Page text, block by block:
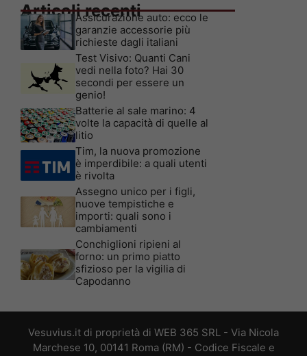
Articoli recenti
Assicurazione auto: ecco le
garanzie accessorie più
richieste dagli italiani
Test Visivo: Quanti Cani
vedi nella foto? Hai 30
secondi per essere un
genio!
Batterie al sale marino: 4
volte la capacità di quelle al
litio
Tim, la nuova promozione
è imperdibile: a quali utenti
è rivolta
Assegno unico per i figli,
nuove tempistiche e
importi: quali sono i
cambiamenti
Conchiglioni ripieni al
forno: un primo piatto
sfizioso per la vigilia di
Capodanno
Vesuvius.it di proprietà di WEB 365 SRL - Via Nicola
Marchese 10, 00141 Roma (RM) - Codice Fiscale e